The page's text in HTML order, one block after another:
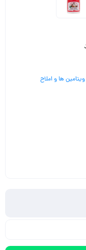
ویتامین ها و املاح